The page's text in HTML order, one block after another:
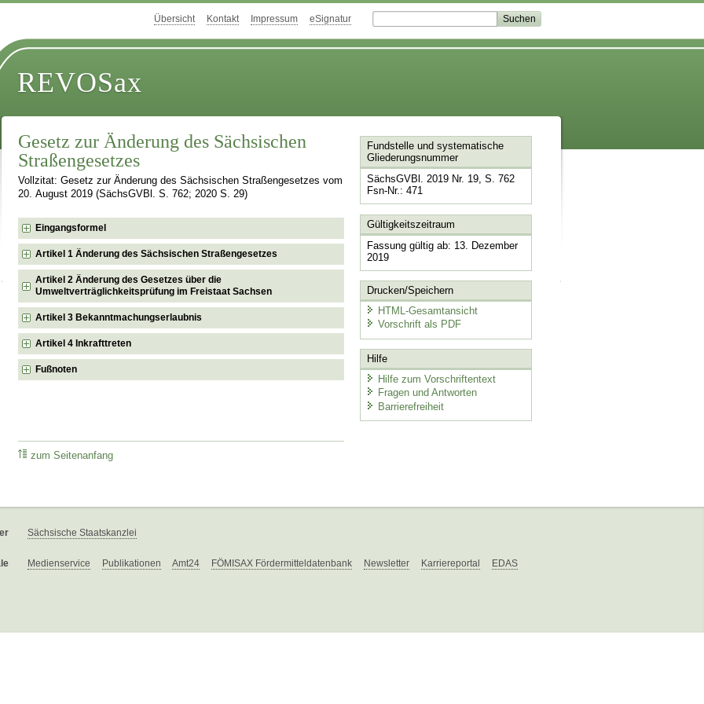
Übersicht Kontakt Impressum eSignatur
REVOSax
Gesetz zur Änderung des Sächsischen
Straßengesetzes
Vollzitat: Gesetz zur Änderung des Sächsischen Straßengesetzes vom
20. August 2019 (SächsGVBl. S. 762; 2020 S. 29)
Eingangsformel
Artikel 1 Änderung des Sächsischen Straßengesetzes
Artikel 2 Änderung des Gesetzes über die
Umweltverträglichkeitsprüfung im Freistaat Sachsen
Artikel 3 Bekanntmachungserlaubnis
Artikel 4 Inkrafttreten
Fußnoten
zum Seitenanfang
Fundstelle und systematische
Gliederungsnummer
SächsGVBl. 2019 Nr. 19, S. 762
Fsn-Nr.: 471
Gültigkeitszeitraum
Fassung gültig ab: 13. Dezember
2019
Drucken/Speichern
HTML-Gesamtansicht
Vorschrift als PDF
Hilfe
Hilfe zum Vorschriftentext
Fragen und Antworten
Barrierefreiheit
Sächsische Staatskanzlei
Medienservice Publikationen Amt24 FÖMISAX Fördermitteldatenbank Newsletter Karriereportal EDAS